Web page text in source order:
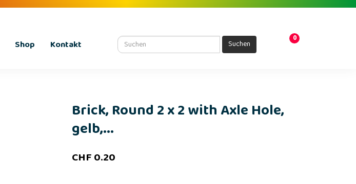
Shop Kontakt Suchen
0
Brick, Round 2 x 2 with Axle Hole,
gelb,...
CHF0.20